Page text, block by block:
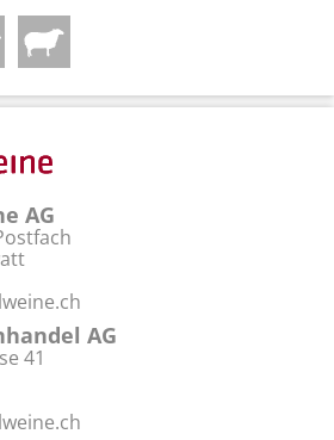
AG
AG
41